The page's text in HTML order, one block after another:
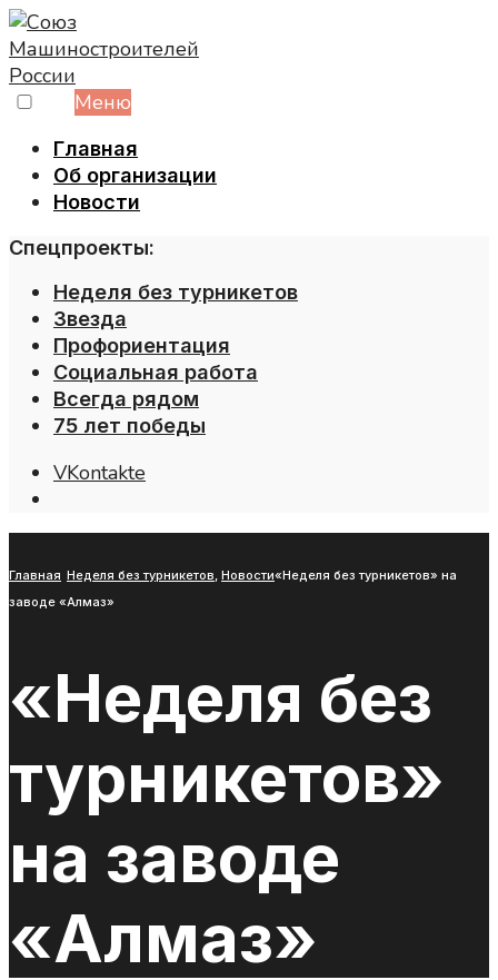
Skip
to
content
Меню
Главная
Об организации
Новости
Спецпроекты:
Неделя без турникетов
Звезда
Профориентация
Социальная работа
Всегда рядом
75 лет победы
VKontakte
Главная Неделя без турникетов, Новости«Неделя без турникетов» на
заводе «Алмаз»
«Неделя без
турникетов»
на заводе
«Алмаз»